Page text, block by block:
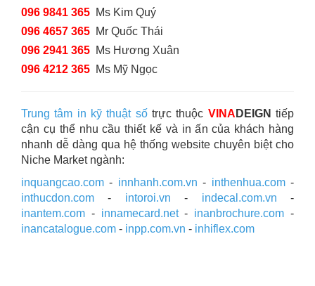
096 9841 365 Ms Kim Quý
096 4657 365 Mr Quốc Thái
096 2941 365 Ms Hương Xuân
096 4212 365 Ms Mỹ Ngọc
Trung tâm in kỹ thuật sốtrực thuộc VINA DEIGN tiếp
cận cụ thể nhu cầu thiết kế và in ấn của khách hàng
nhanh dễ dàng qua hệ thống website chuyên biệt cho
Niche Market ngành:
inquangcao.com - innhanh.com.vn - inthenhua.com-
inthucdon.com - intoroi.vn - indecal.com.vn -
inantem.com - innamecard.net- inanbrochure.com -
inancatalogue.com - inpp.com.vn - inhiflex.com